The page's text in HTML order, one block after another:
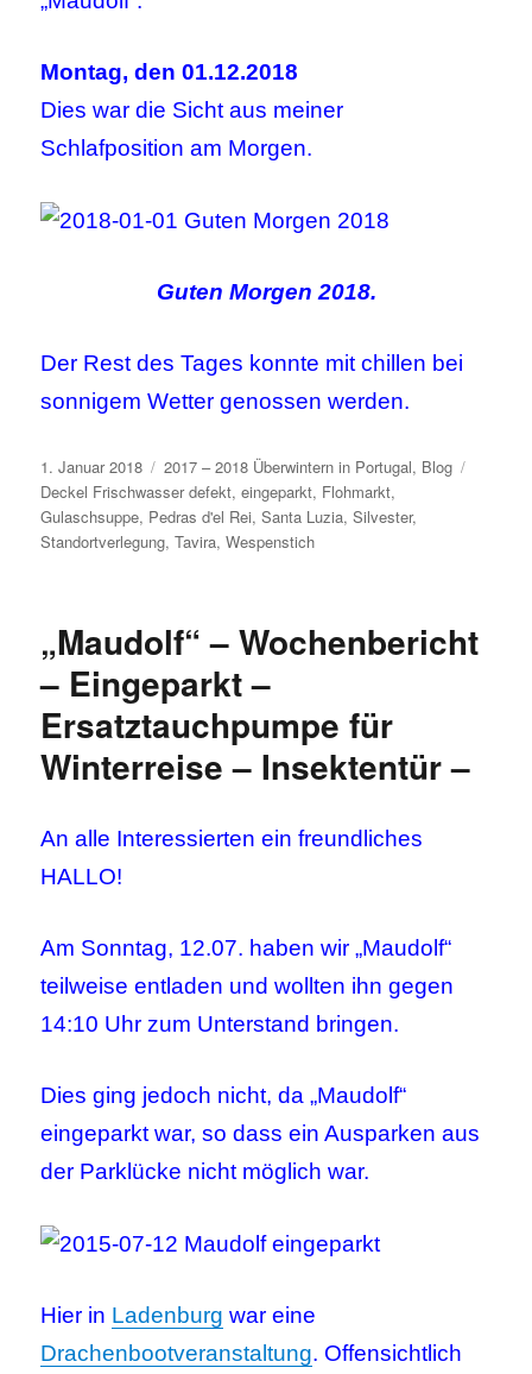
Montag, den 01.12.2018
Dies war die Sicht aus meiner
Schlafposition am Morgen.
Guten Morgen 2018.
Der Rest des Tages konnte mit chillen bei
sonnigem Wetter genossen werden.
Veröffentlicht
am
1. Januar 2018 Kategorien
2017 – 2018 Überwintern in Portugal, Blog
Deckel Frischwasser defekt,eingeparkt, Flohmarkt,
Gulaschsuppe, Pedras d'el Rei,Santa Luzia,Silvester,
Standortverlegung,Tavira,Wespenstich
„Maudolf“ – Wochenbericht
– Eingeparkt –
Ersatztauchpumpe für
Winterreise – Insektentür –
An alle Interessierten ­ein freundliches
HALLO!
Am Sonntag, 12.07. haben wir „Maudolf“
teilweise entladen und wollten ihn gegen
14:10 Uhr zum Unterstand bringen.
Dies ging jedoch nicht, da „Maudolf“
eingeparkt war, so dass ein Ausparken aus
der Parklücke nicht möglich war.
Hier in Ladenburg war eine
Drachenbootveranstaltung. Offensichtlich